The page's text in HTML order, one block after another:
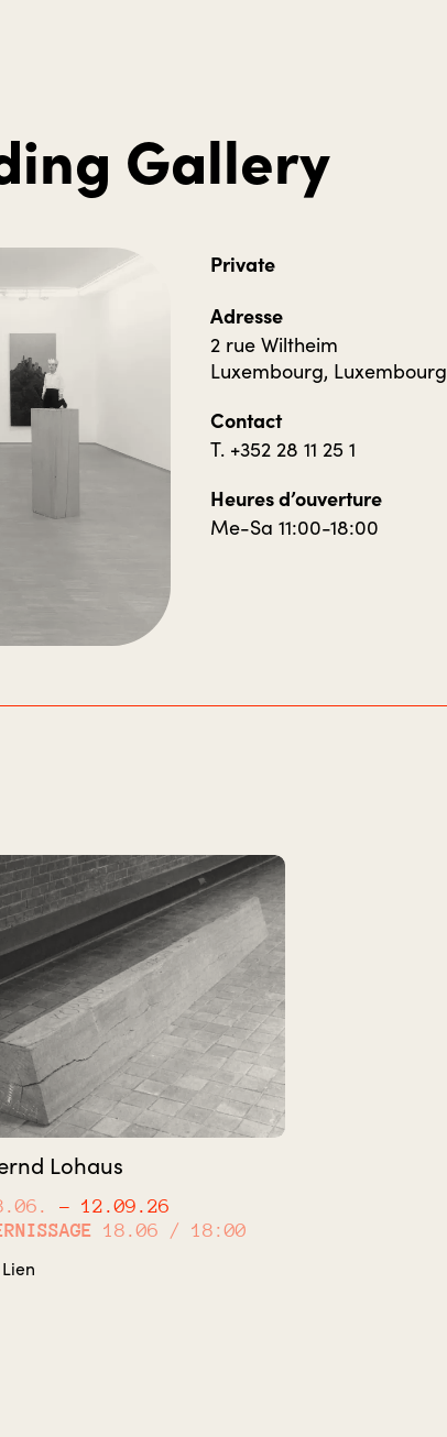
Gallery
Private
Adresse
2 rue Wiltheim
Luxembourg, Luxembourg
Contact
T. +352 28 11 25 1
Heures d’ouverture
Me-Sa 11:00-18:00
Lohaus
– 12.09.26
18.06 / 18:00
Lien